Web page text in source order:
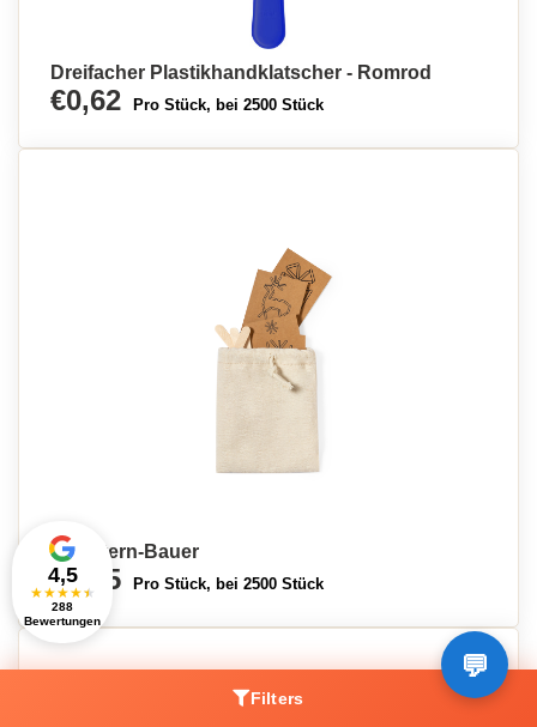
Dreifacher Plastikhandklatscher - Romrod
€0,62 Pro Stück, bei 2500 Stück
Holzstern-Bauer
€0,85 Pro Stück, bei 2500 Stück
Filters
4,5
★★★★★
288
Bewertungen